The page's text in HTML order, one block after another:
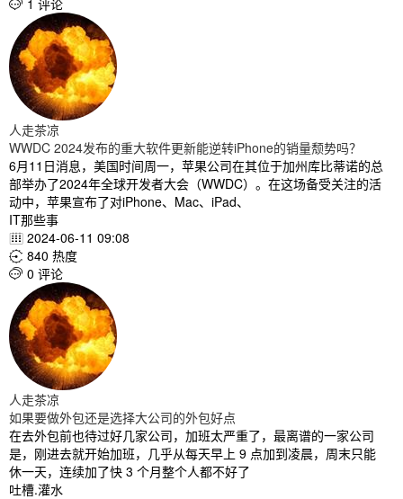
 1 评论
人走茶凉
WWDC 2024发布的重大软件更新能逆转iPhone的销量颓势吗？
6月11日消息，美国时间周一，苹果公司在其位于加州库比蒂诺的总
部举办了2024年全球开发者大会（WWDC）。在这场备受关注的活
动中，苹果宣布了对iPhone、Mac、iPad、
IT那些事
 2024-06-11 09:08
 840 热度
 0 评论
人走茶凉
如果要做外包还是选择大公司的外包好点
在去外包前也待过好几家公司，加班太严重了，最离谱的一家公司
是，刚进去就开始加班，几乎从每天早上 9 点加到凌晨，周末只能
休一天，连续加了快 3 个月整个人都不好了
吐槽.灌水